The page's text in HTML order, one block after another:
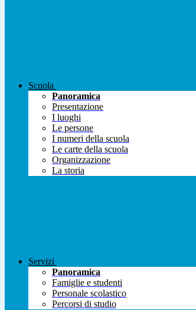
Scuola
Panoramica
Presentazione
I luoghi
Le persone
I numeri della scuola
Le carte della scuola
Organizzazione
La storia
Servizi
Panoramica
Famiglie e studenti
Personale scolastico
Percorsi di studio